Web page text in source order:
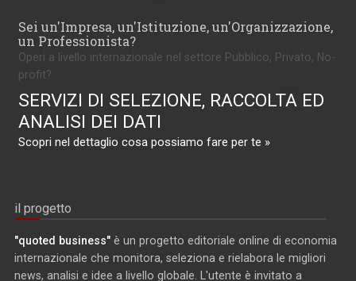
Sei un'Impresa, un'Istituzione, un'Organizzazione,
un Professionista?
Operi a livello internazionale nel settore Pubblico, Privato, No-
profit?
SERVIZI DI SELEZIONE, RACCOLTA ED
ANALISI DEI DATI
Scopri nel dettaglio cosa possiamo fare per te »
il progetto
"quoted business" è un progetto editoriale online di economia
internazionale che monitora, seleziona e rielabora le migliori
news, analisi e idee a livello globale. L'utente è invitato a